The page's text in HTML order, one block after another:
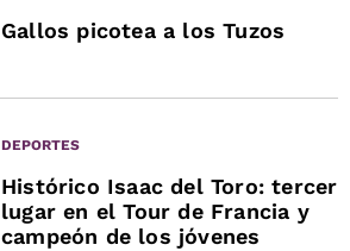
Gallos picotea a los Tuzos
DEPORTES
Histórico Isaac del Toro: tercer
lugar en el Tour de Francia y
campeón de los jóvenes